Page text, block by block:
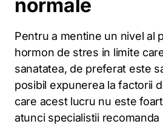
normale
Pentru a mentine un nivel al
hormon de stres in limite
sanatatea, de preferat este
posibil expunerea la factorii
care acest lucru nu este
atunci specialistii recomanda